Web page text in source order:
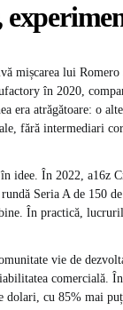
mișcarea lui
în 2020,
era atrăgătoare: o
fără intermediari
idee. În 2022, a16z
Seria A de 150
În practică,
vie de
comercială.
dolari, cu 85% mai